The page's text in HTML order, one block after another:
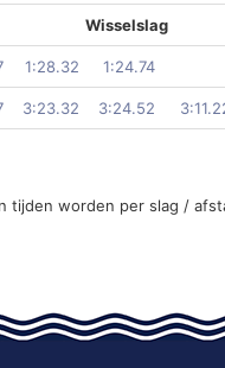
Wisselslag
1:28.32 1:24.74
3:23.32 3:24.52
tijden worden per slag /